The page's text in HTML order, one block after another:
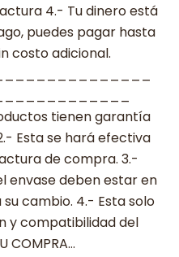
4.- Tu dinero está
puedes pagar hasta
costo adicional.
tienen garantía
Esta se hará efectiva
de compra. 3.-
envase deben estar en
cambio. 4.- Esta solo
y compatibilidad del
COMPRA…